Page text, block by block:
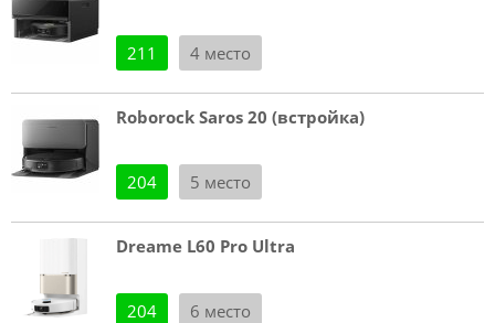
211 4 место
Roborock Saros 20 (встройка)
204 5 место
Dreame L60 Pro Ultra
204 6 место